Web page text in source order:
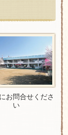
お問合せくださ
い